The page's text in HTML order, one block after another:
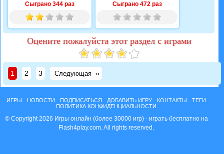
Сыграно 344 раз
Сыграно 472 раз
Оцените пожалуйста этот раздел с играми
1 2 3 Следующая »
ИГРЫ НОВОСТИ ПОДПИСАТЬСЯ ДОБАВИТЬ ИГРУ КОНТАКТЫ
ТЕГИ
ПОЛИТИКА КОНФИДЕНЦИАЛЬНОСТИ
© Copyright 2026 Игры онлайн (более 30000 игр) - играть бесплатно на
Flash4play.com. All rights reserved.